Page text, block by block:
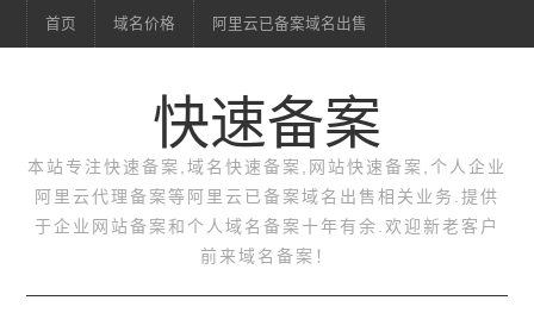
首页 域名价格 阿里云已备案域名出售
快速备案
本站专注快速备案,域名快速备案,网站快速备案,个人企业
阿里云代理备案等阿里云已备案域名出售相关业务.提供
于企业网站备案和个人域名备案十年有余.欢迎新老客户
前来域名备案！